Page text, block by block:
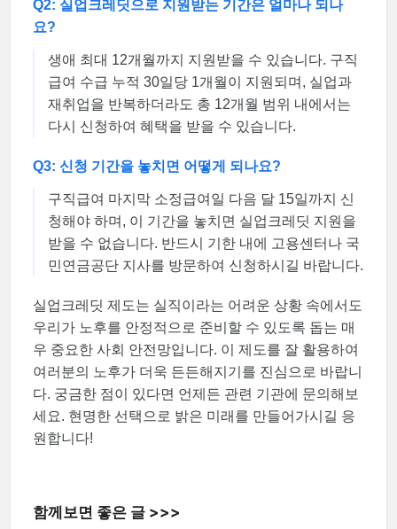
Q2: 실업크레딧으로 지원받는 기간은 얼마나 되나
요?
생애 최대 12개월까지 지원받을 수 있습니다. 구직
급여 수급 누적 30일당 1개월이 지원되며, 실업과
재취업을 반복하더라도 총 12개월 범위 내에서는
다시 신청하여 혜택을 받을 수 있습니다.
Q3: 신청 기간을 놓치면 어떻게 되나요?
구직급여 마지막 소정급여일 다음 달 15일까지 신
청해야 하며, 이 기간을 놓치면 실업크레딧 지원을
받을 수 없습니다. 반드시 기한 내에 고용센터나 국
민연금공단 지사를 방문하여 신청하시길 바랍니다.
실업크레딧 제도는 실직이라는 어려운 상황 속에서도
우리가 노후를 안정적으로 준비할 수 있도록 돕는 매
우 중요한 사회 안전망입니다. 이 제도를 잘 활용하여
여러분의 노후가 더욱 든든해지기를 진심으로 바랍니
다. 궁금한 점이 있다면 언제든 관련 기관에 문의해보
세요. 현명한 선택으로 밝은 미래를 만들어가시길 응
원합니다!
함께보면 좋은 글 >>>